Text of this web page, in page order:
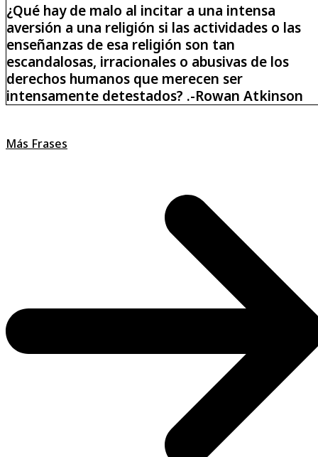
¿Qué hay de malo al incitar a una intensa
aversión a una religión si las actividades o las
enseñanzas de esa religión son tan
escandalosas, irracionales o abusivas de los
derechos humanos que merecen ser
intensamente detestados? .-Rowan Atkinson
Más Frases